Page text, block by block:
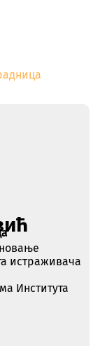
истраживача
Института